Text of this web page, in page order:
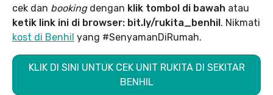
cek dan booking dengan klik tombol di bawah atau
ketik link ini di browser: bit.ly/rukita_benhil. Nikmati
kost di Benhil yang #SenyamanDiRumah.
KLIK DI SINI UNTUK CEK UNIT RUKITA DI SEKITAR
BENHIL